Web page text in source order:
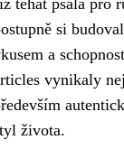
tehát psala pro
si
a
vynikaly
života.